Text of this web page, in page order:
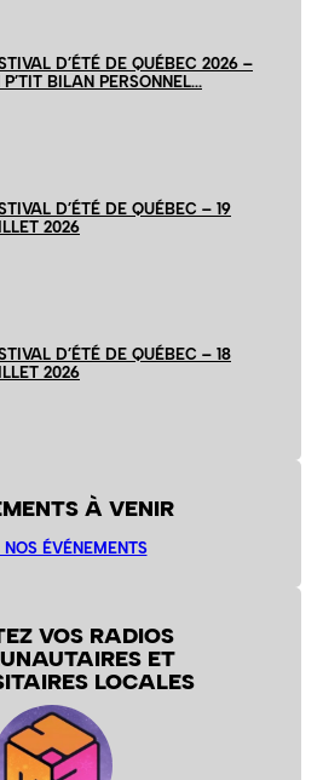
D’ÉTÉ DE QUÉBEC 2026 –
P’TIT BILAN PERSONNEL…
D’ÉTÉ DE QUÉBEC – 19
2026
D’ÉTÉ DE QUÉBEC – 18
2026
À VENIR
NOS ÉVÉNEMENTS
VOS RADIOS
ET
LOCALES